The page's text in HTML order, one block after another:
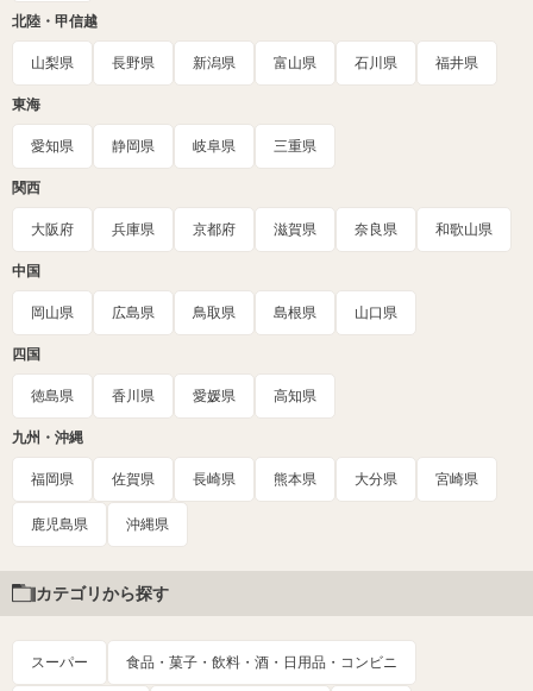
北陸・甲信越
山梨県 長野県 新潟県 富山県 石川県 福井県
東海
愛知県 静岡県 岐阜県 三重県
関西
大阪府 兵庫県 京都府 滋賀県 奈良県 和歌山県
中国
岡山県 広島県 鳥取県 島根県 山口県
四国
徳島県 香川県 愛媛県 高知県
九州・沖縄
福岡県 佐賀県 長崎県 熊本県 大分県 宮崎県
鹿児島県 沖縄県
カテゴリから探す
スーパー 食品・菓子・飲料・酒・日用品・コンビニ